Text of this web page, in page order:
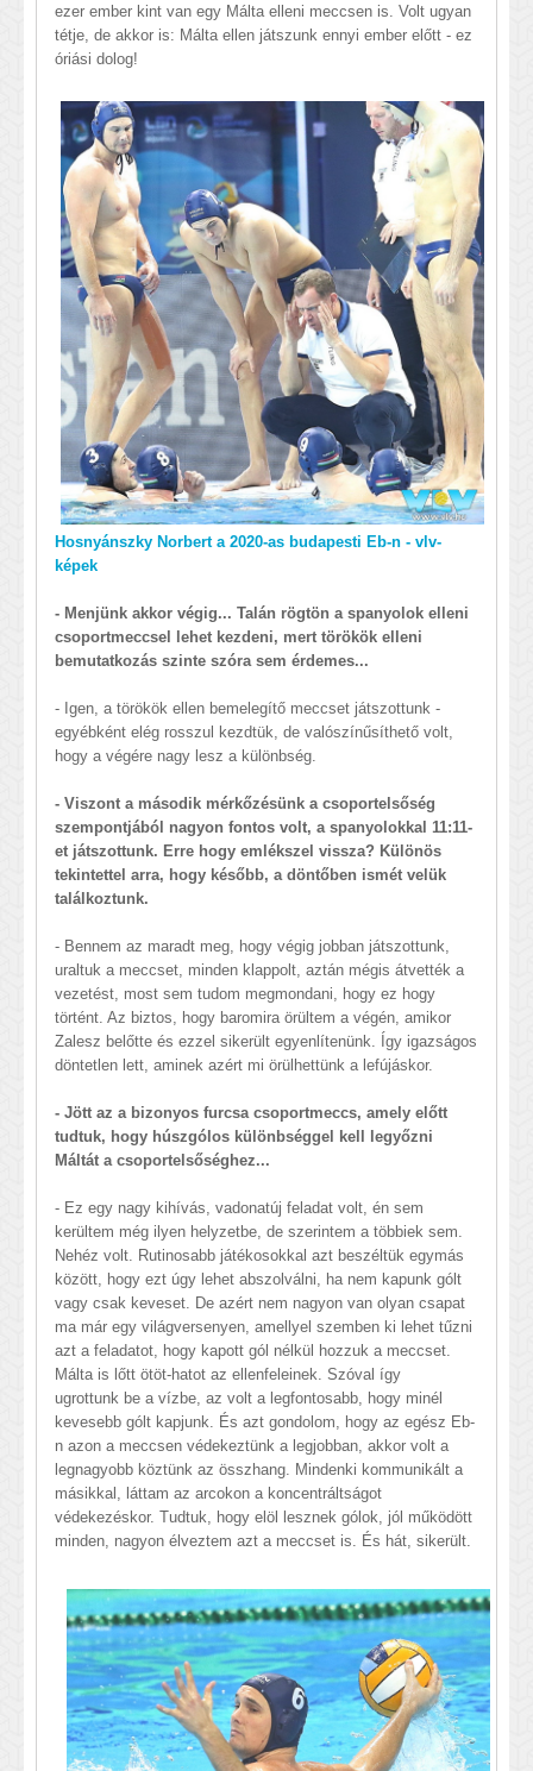
ezer ember kint van egy Málta elleni meccsen is. Volt ugyan
tétje, de akkor is: Málta ellen játszunk ennyi ember előtt - ez
óriási dolog!
Hosnyánszky Norbert a 2020-as budapesti Eb-n - vlv-
képek
- Menjünk akkor végig... Talán rögtön a spanyolok elleni
csoportmeccsel lehet kezdeni, mert törökök elleni
bemutatkozás szinte szóra sem érdemes...
- Igen, a törökök ellen bemelegítő meccset játszottunk -
egyébként elég rosszul kezdtük, de valószínűsíthető volt,
hogy a végére nagy lesz a különbség.
- Viszont a második mérkőzésünk a csoportelsőség
szempontjából nagyon fontos volt, a spanyolokkal 11:11-
et játszottunk. Erre hogy emlékszel vissza? Különös
tekintettel arra, hogy később, a döntőben ismét velük
találkoztunk.
- Bennem az maradt meg, hogy végig jobban játszottunk,
uraltuk a meccset, minden klappolt, aztán mégis átvették a
vezetést, most sem tudom megmondani, hogy ez hogy
történt. Az biztos, hogy baromira örültem a végén, amikor
Zalesz belőtte és ezzel sikerült egyenlítenünk. Így igazságos
döntetlen lett, aminek azért mi örülhettünk a lefújáskor.
- Jött az a bizonyos furcsa csoportmeccs, amely előtt
tudtuk, hogy húszgólos különbséggel kell legyőzni
Máltát a csoportelsőséghez...
- Ez egy nagy kihívás, vadonatúj feladat volt, én sem
kerültem még ilyen helyzetbe, de szerintem a többiek sem.
Nehéz volt. Rutinosabb játékosokkal azt beszéltük egymás
között, hogy ezt úgy lehet abszolválni, ha nem kapunk gólt
vagy csak keveset. De azért nem nagyon van olyan csapat
ma már egy világversenyen, amellyel szemben ki lehet tűzni
azt a feladatot, hogy kapott gól nélkül hozzuk a meccset.
Málta is lőtt ötöt-hatot az ellenfeleinek. Szóval így
ugrottunk be a vízbe, az volt a legfontosabb, hogy minél
kevesebb gólt kapjunk. És azt gondolom, hogy az egész Eb-
n azon a meccsen védekeztünk a legjobban, akkor volt a
legnagyobb köztünk az összhang. Mindenki kommunikált a
másikkal, láttam az arcokon a koncentráltságot
védekezéskor. Tudtuk, hogy elöl lesznek gólok, jól működött
minden, nagyon élveztem azt a meccset is. És hát, sikerült.